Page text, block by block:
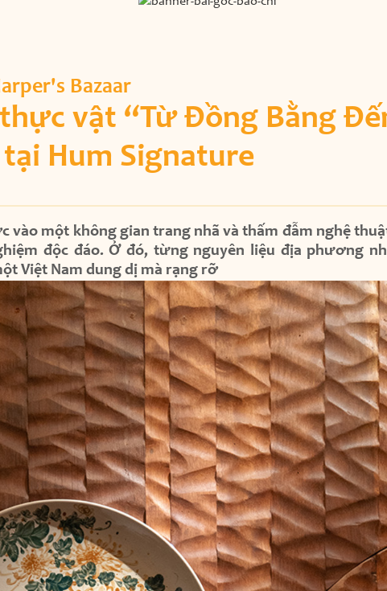
Bazaar
vật “Từ Đồng Bằng
tại Hum Signature
vào một không gian trang nhã và thấm đẫm nghệ
độc đáo. Ở đó, từng nguyên liệu địa phương
Việt Nam dung dị mà rạng rỡ